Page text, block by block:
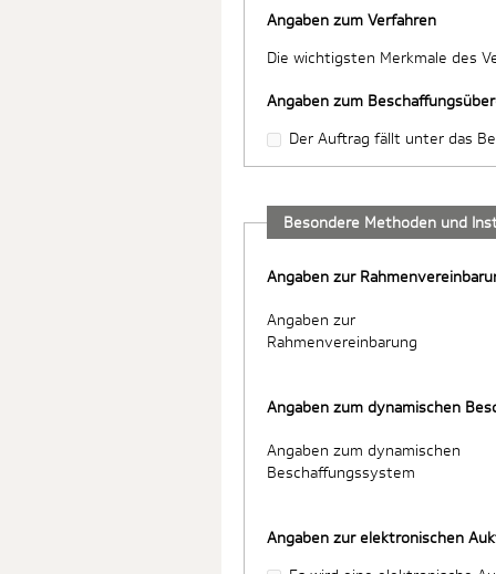
Angaben zum Verfahren
Die wichtigsten Merkmale des
Angaben zum
Der Auftrag fällt unter das
Besondere Methoden und
Angaben zur
Angaben zur
Rahmenvereinbarung
Angaben zum dynamischen
Angaben zum dynamischen
Beschaffungssystem
Angaben zur elektronischen